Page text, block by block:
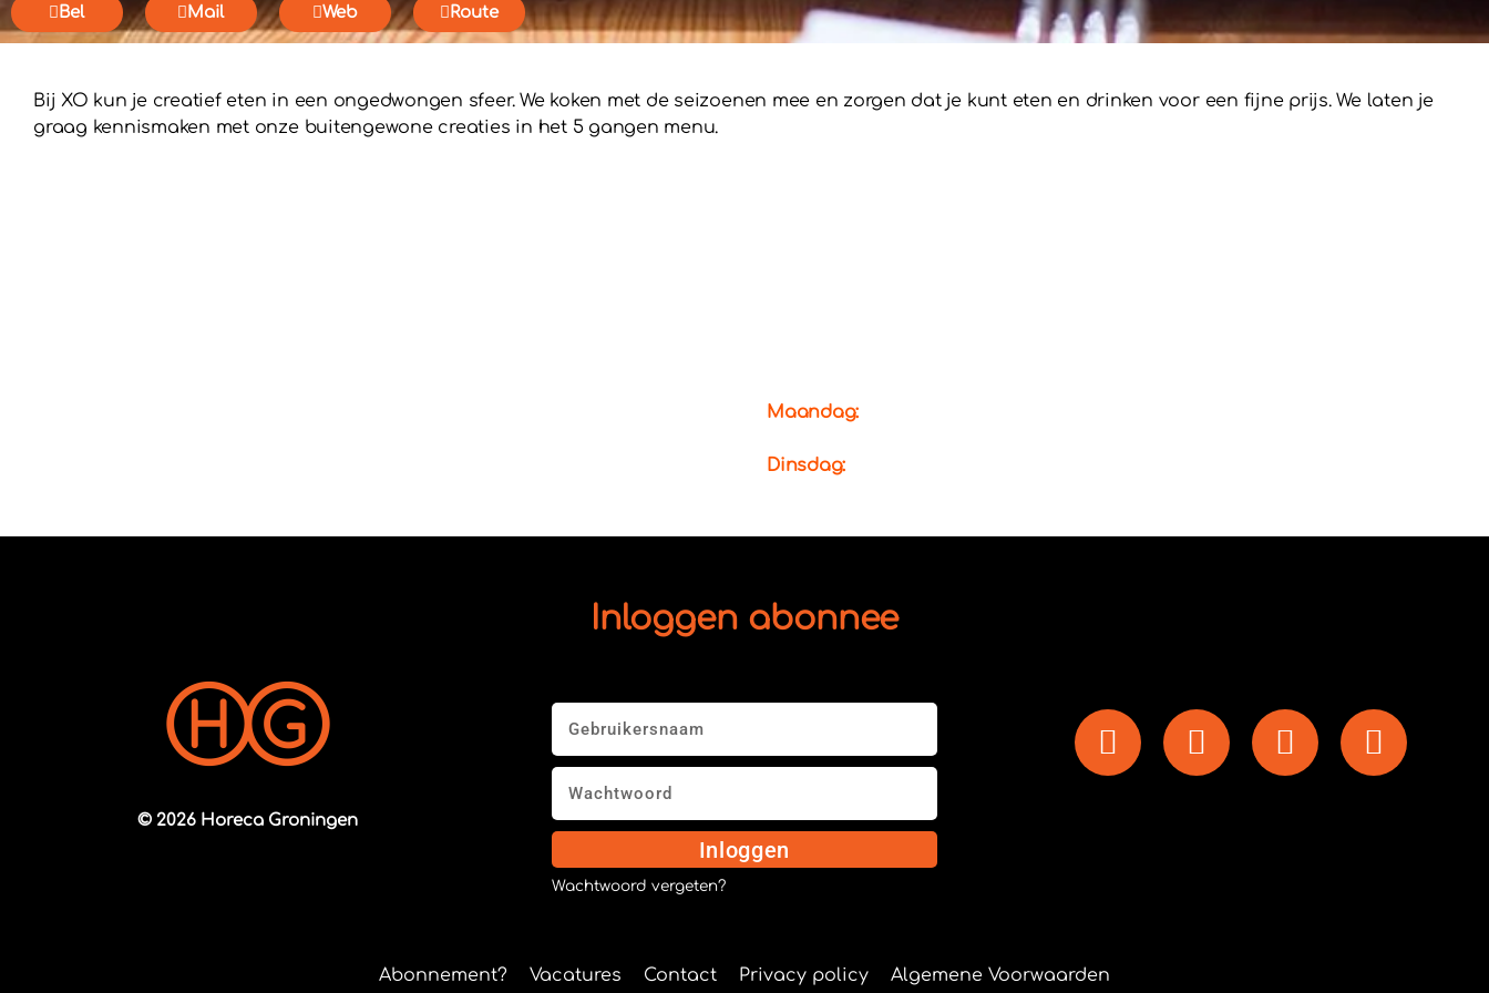
Bel Mail Web Route
Bij XO kun je creatief eten in een ongedwongen sfeer. We koken met de seizoenen mee en zorgen dat je kunt eten en drinken voor een fijne prijs. We laten je
graag kennismaken met onze buitengewone creaties in het 5 gangen menu.
Maandag:
Dinsdag:
© 2026 Horeca Groningen
Inloggen abonnee
Inloggen
Wachtwoord vergeten?
Abonnement? Vacatures Contact Privacy policy Algemene Voorwaarden